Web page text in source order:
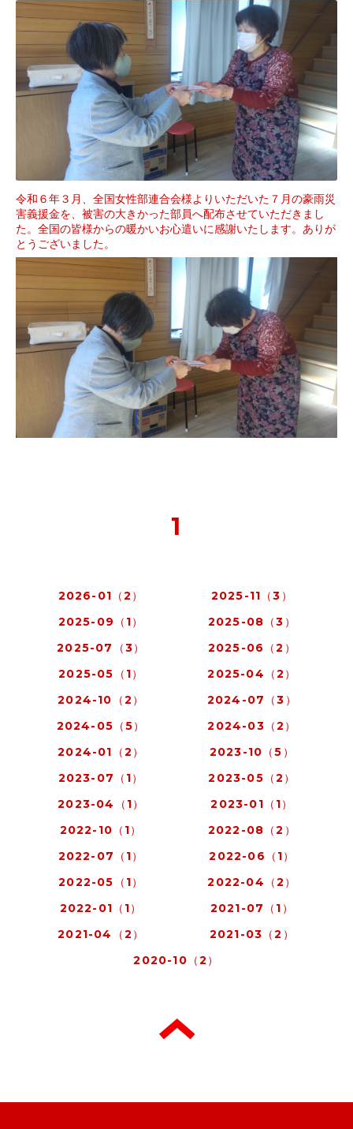
令和６年３月、全国女性部連合会様よりいただいた７月の豪雨災
害義援金を、被害の大きかった部員へ配布させていただきまし
た。全国の皆様からの暖かいお心遣いに感謝いたします。ありが
とうございました。
1
2026-01（2）
2025-11（3）
2025-09（1）
2025-08（3）
2025-07（3）
2025-06（2）
2025-05（1）
2025-04（2）
2024-10（2）
2024-07（3）
2024-05（5）
2024-03（2）
2024-01（2）
2023-10（5）
2023-07（1）
2023-05（2）
2023-04（1）
2023-01（1）
2022-10（1）
2022-08（2）
2022-07（1）
2022-06（1）
2022-05（1）
2022-04（2）
2022-01（1）
2021-07（1）
2021-04（2）
2021-03（2）
2020-10（2）